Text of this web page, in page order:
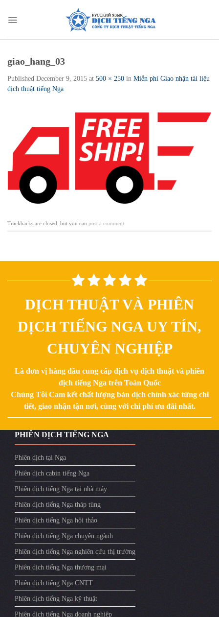
content
giao_hang_03
Published December 9, 2015 at 500 × 250 in Miễn phí Giao nhận tài liệu
dịch thuật tiếng Nga
Trackbacks are closed, but you can post a comment
DỊCH THUẬT VÀ PHIÊN
DỊCH TIẾNG NGA UY TÍN,
CHUYÊN NGHIỆP
Là đơn vị hàng đầu cung cấp dịch vụ dịch thuật và phiên
dịch tiếng Nga trên Toàn Quốc
Chúng Tôi Cam kết chất lượng bản dịch chính xác từng chi
tiết, giao nhận tận nơi, cùng với chi phí ưu đãi nhất.
PHIÊN DỊCH TIẾNG NGA
Phiên dịch tại Nga
Phiên dịch cabin tiếng Nga
Phiên dịch tiếng Nga tại nhà máy
Phiên dịch tiếng Nga tháp tùng
Phiên dịch tiếng Nga hội thảo
Phiên dịch tiếng Nga chuyên ngành
Phiên dịch tiếng Nga nghiên cứu thị trường
Phiên dịch tiếng Nga thương mại
Phiên dịch tiếng Nga CNTT
Phiên dịch tiếng Nga kỹ thuật
Phiên dịch tiếng Nga doanh nghiệp